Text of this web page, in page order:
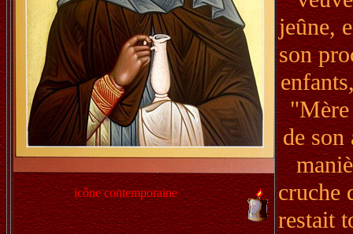
icône contemporaine
jeûne,
son
de son
cruche
restait